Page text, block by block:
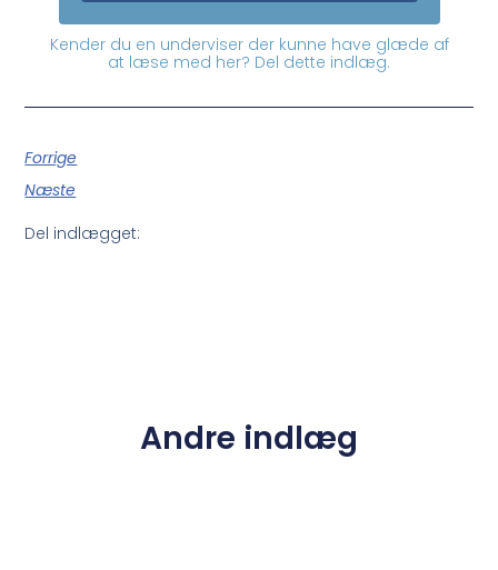
Kender du en underviser der kunne have glæde af
at læse med her? Del dette indlæg.
Forrige
Næste
Del indlægget:
Andre indlæg